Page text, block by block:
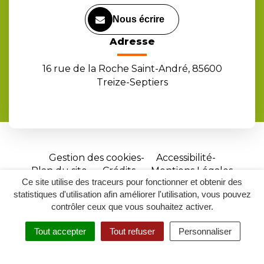
Ce site utilise des traceurs pour fonctionner et obtenir des
statistiques d'utilisation afin améliorer l'utilisation, vous pouvez
contrôler ceux que vous souhaitez activer.
Tout accepter Tout refuser Personnaliser
RECHERCHER
ACCESSIBILITÉ
Nous écrire
Adresse
16 rue de la Roche Saint-André, 85600
Treize-Septiers
Gestion des cookies
Accessibilité
Plan du site
Crédits
Mentions Légales
Site
réalisé
par
Inovagora